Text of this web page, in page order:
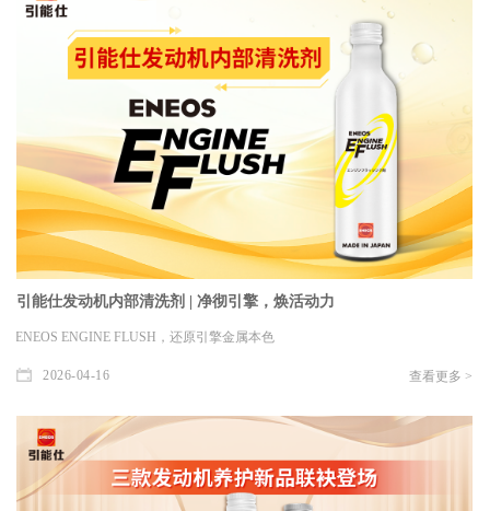
引能仕发动机内部清洗剂 | 净彻引擎，焕活动力
ENEOS ENGINE FLUSH，还原引擎金属本色
查看更多 >
2026-04-16